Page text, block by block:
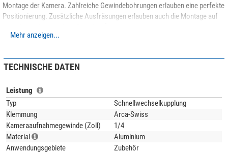
Montage der Kamera. Zahlreiche Gewindebohrungen erlauben eine perfekte
Positionierung. Zusätzliche Ausfräsungen erlauben auch die Montage auf
mit Magnesium und Silizium als Legierungsbestandteile. Dieses
korrosionsbeständige Material zeichnet sich durch hohe Festigkeit und gute
Zähigkeit aus. Die Streckgrenze ist vergleichbar mit Baustahl. Alle Teile
werden auf modernsten
CNC-Maschinenaus dem vollen Material gefräst
und sind dadurch deutlichstabiler als Gußteile
keine Kompromisse!
Mehr anzeigen...
TECHNISCHE DATEN
Leistung
Typ
Schnellwechselkupplung
Klemmung
Arca-Swiss
Kameraaufnahmegewinde (Zoll)
1/4
Material
Aluminium
Anwendungsgebiete
Zubehör